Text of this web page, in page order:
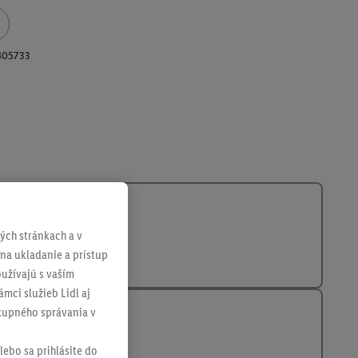
stránkach a v
ukladanie a prístup
s vaším
služieb Lidl aj
správania v
sa prihlásite do